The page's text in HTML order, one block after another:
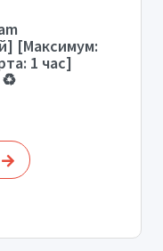
[Максимум:
1 час]
♻️